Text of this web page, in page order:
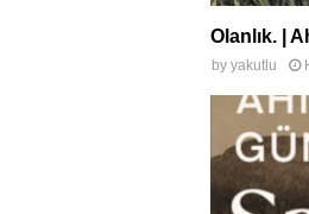
Olanlık. |
by yakutlu